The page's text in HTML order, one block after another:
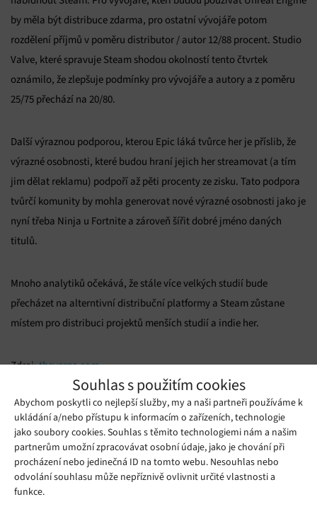
Souhlas s použitím cookies
Abychom poskytli co nejlepší služby, my a naši partneři používáme k
ukládání a/nebo přístupu k informacím o zařízeních, technologie
jako soubory cookies. Souhlas s těmito technologiemi nám a našim
partnerům umožní zpracovávat osobní údaje, jako je chování při
procházení nebo jedinečná ID na tomto webu. Nesouhlas nebo
odvolání souhlasu může nepříznivě ovlivnit určité vlastnosti a
funkce.
by měla být distribuce zdarma, pro ostatní vývojáře potom
rozdělení příjmů v poměru distributor / autor 12/88 procent. Studio
Valve, které spravuje Steam shodou okolností tento čtvrtek
oznámilo, že zlepšuje podmínky pro vývojáře a autory a z poměru
25/75 přechází na 20/80.
Další výraznou podporou, kterou Epic láká tvůrce her je příslib, že
výrazné osobnosti, které budou hraní jejich her streamovat (a tím
jim dělat reklamu) podpoří až pěti procenty ze zisku. Tato podpora
tvůrčí komunity by mohla generovat nové výrazné osobnosti jako je
nyní třeba Ninja u Fortnite a zároveň šířit dobré jméno daných
titulů.
Mnoho analytiků očekává, že stále více velkých studií bude
přecházet na alterntivní distribuční platformy a Steam zůstane
místem pro distribuci projektů menších studií a indie her.
Zdroj:theverge.com
Mohlo by se vám líbit